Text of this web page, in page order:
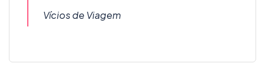
Vícios de Viagem